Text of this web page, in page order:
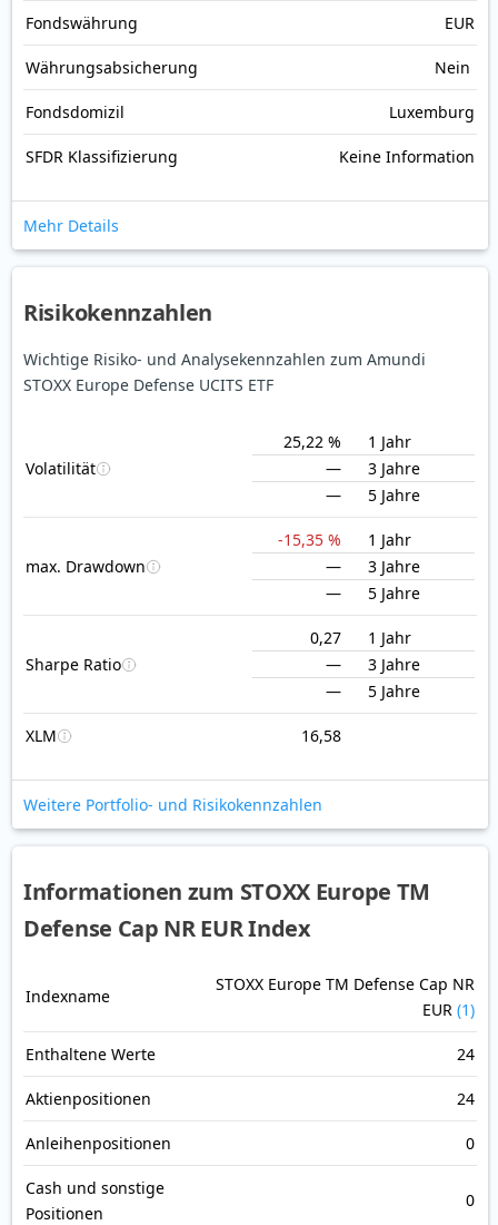
Fonds­währung EUR
Währungsabsicherung Nein
Fondsdomizil Luxemburg
SFDR Klassifizierung Keine Information
Mehr Details
Risikokennzahlen
Wichtige Risiko- und Analysekennzahlen zum Amundi
STOXX Europe Defense UCITS ETF
Volatilität
25,22 %
1 Jahr
—
3 Jahre
—
5 Jahre
max. Drawdown
-15,35 %
1 Jahr
—
3 Jahre
—
5 Jahre
Sharpe Ratio
0,27
1 Jahr
—
3 Jahre
—
5 Jahre
XLM 16,58
Weitere Portfolio- und Risikokennzahlen
Informationen zum STOXX Europe TM
Defense Cap NR EUR Index
Indexname
STOXX Europe TM Defense Cap NR
EUR (1)
Enthaltene Werte 24
Aktienpositionen 24
Anleihenpositionen 0
Cash und sonstige
Positionen
0